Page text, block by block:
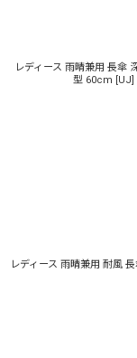
レディース 雨晴兼用 長傘
型 60cm [UJ]
レディース 雨晴兼用 耐風